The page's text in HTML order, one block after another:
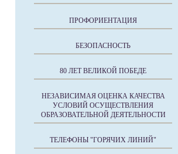
ПРОФОРИЕНТАЦИЯ
БЕЗОПАСНОСТЬ
80 ЛЕТ ВЕЛИКОЙ ПОБЕДЕ
НЕЗАВИСИМАЯ ОЦЕНКА КАЧЕСТВА
УСЛОВИЙ ОСУЩЕСТВЛЕНИЯ
ОБРАЗОВАТЕЛЬНОЙ ДЕЯТЕЛЬНОСТИ
ТЕЛЕФОНЫ "ГОРЯЧИХ ЛИНИЙ"